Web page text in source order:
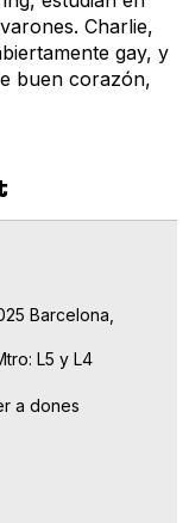
Charlie,
gay, y
buen corazón,
Barcelona,
L5 y L4
a dones